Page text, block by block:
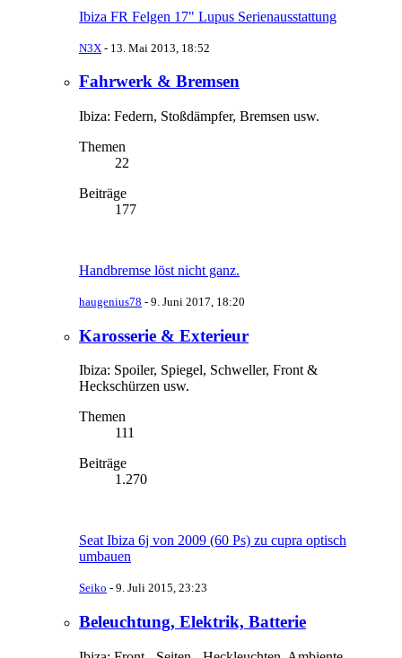
Ibiza FR Felgen 17" Lupus Serienausstattung
N3X - 13. Mai 2013, 18:52
Fahrwerk & Bremsen
Ibiza: Federn, Stoßdämpfer, Bremsen usw.
Themen
22
Beiträge
177
Handbremse löst nicht ganz.
haugenius78 - 9. Juni 2017, 18:20
Karosserie & Exterieur
Ibiza: Spoiler, Spiegel, Schweller, Front &
Heckschürzen usw.
Themen
111
Beiträge
1.270
Seat Ibiza 6j von 2009 (60 Ps) zu cupra optisch
umbauen
Seiko - 9. Juli 2015, 23:23
Beleuchtung, Elektrik, Batterie